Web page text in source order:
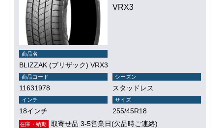
VRX3
商品名
BLIZZAK (ブリザック) VRX3
商品コード
11631978
シーズン
スタッドレス
インチ
18インチ
サイズ
255/45R18
在庫・納期 取寄せ品 3-5営業日(欠品時ご連絡)